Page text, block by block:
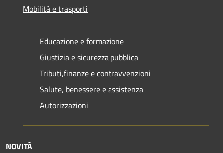
Mobilità e trasporti
Educazione e formazione
Giustizia e sicurezza pubblica
Tributi,finanze e contravvenzioni
Salute, benessere e assistenza
Autorizzazioni
NOVITÀ